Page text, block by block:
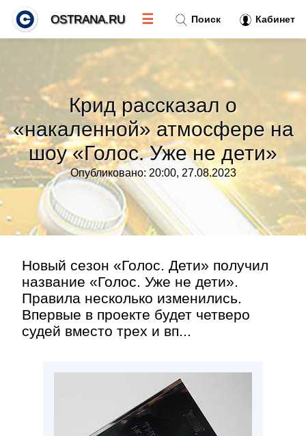
Крид рассказал о
«накаленной» атмосфере на
шоу «Голос. Уже не дети»
Опубликовано: 20:00, 27.08.2023
Новый сезон «Голос. Дети» получил
название «Голос. Уже не дети».
Правила несколько изменились.
Впервые в проекте будет четверо
судей вместо трех и вп...
Поиск Кабинет
OSTRANA.RU ☰
Тренды новостей
Рубрики»
Правила
Контакт»